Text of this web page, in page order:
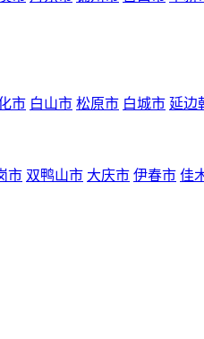
市 白山市 松原市 白城市 延边
市 双鸭山市 大庆市 伊春市 佳